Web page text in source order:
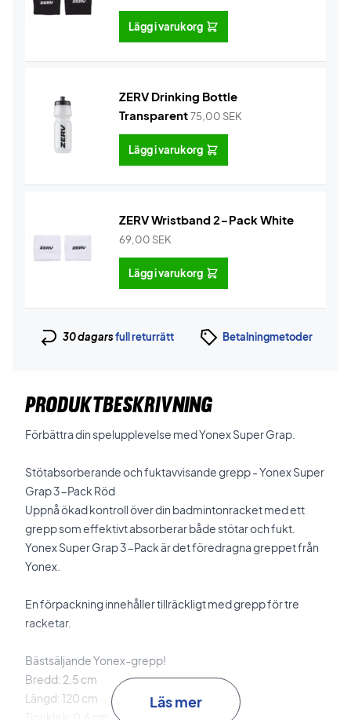
Lägg i varukorg
ZERV Drinking Bottle
Transparent75,00 SEK
Lägg i varukorg
ZERV Wristband 2-Pack White
69,00 SEK
Lägg i varukorg
30 dagarsfull returrätt Betalningmetoder
PRODUKTBESKRIVNING
Förbättra din spelupplevelse med Yonex Super Grap.
Stötabsorberande och fuktavvisande grepp - Yonex Super
Grap 3-Pack Röd
Uppnå ökad kontroll över din badmintonracket med ett
grepp som effektivt absorberar både stötar och fukt.
Yonex Super Grap 3-Pack är det föredragna greppet från
Yonex.
En förpackning innehåller tillräckligt med grepp för tre
racketar.
Bästsäljande Yonex-grepp!
Bredd: 2,5 cm
Längd: 120 cm
Läs mer